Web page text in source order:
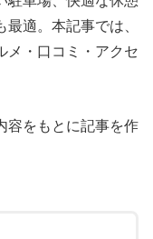
適。本記事では、
メ・口コミ・アクセ
容をもとに記事を作